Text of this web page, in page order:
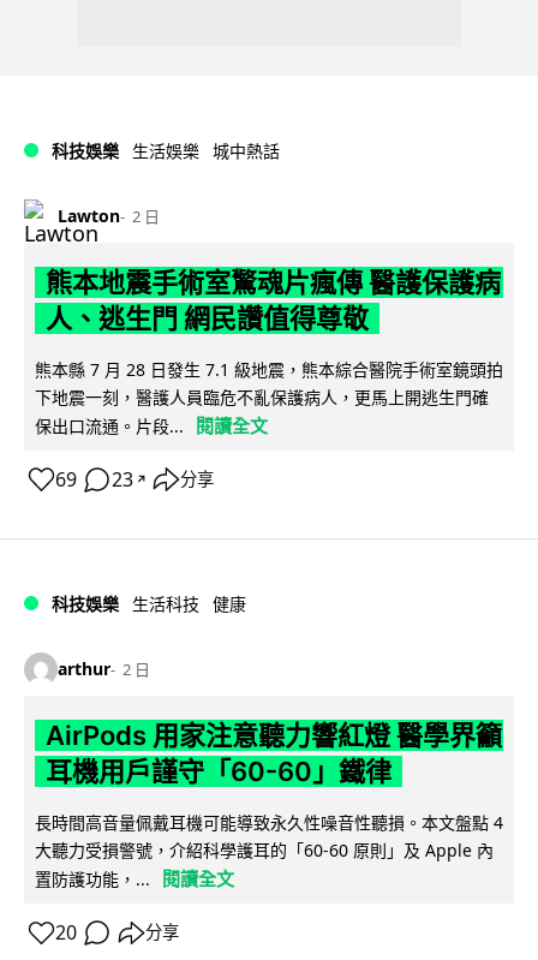
科技娛樂 生活娛樂 城中熱話
Lawton 2 日
熊本地震手術室驚魂片瘋傳 醫護保護病
人、逃生門 網民讚值得尊敬
熊本縣 7 月 28 日發生 7.1 級地震，熊本綜合醫院手術室鏡頭拍
下地震一刻，醫護人員臨危不亂保護病人，更馬上開逃生門確
保出口流通。片段...
閱讀全文
69 23 ↗ 分享
科技娛樂 生活科技 健康
arthur 2 日
AirPods 用家注意聽力響紅燈 醫學界籲
耳機用戶謹守「60-60」鐵律
長時間高音量佩戴耳機可能導致永久性噪音性聽損。本文盤點 4
大聽力受損警號，介紹科學護耳的「60-60 原則」及 Apple 內
置防護功能，...
閱讀全文
20 分享